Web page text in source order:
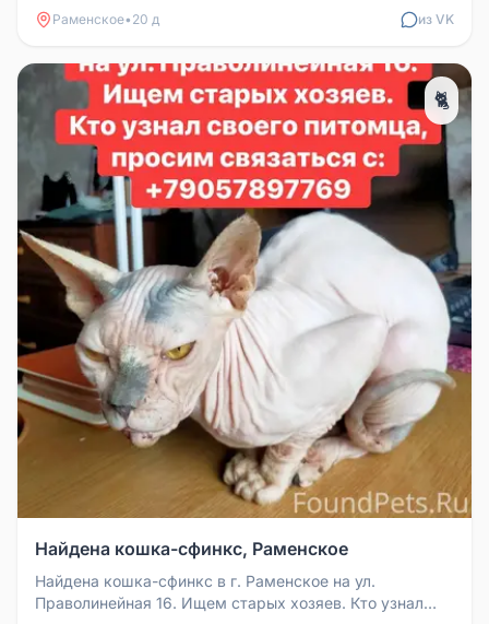
Раменское• 20 д из VK
🐈
Найдена кошка-сфинкс, Раменское
Найдена кошка-сфинкс в г. Раменское на ул.
Праволинейная 16. Ищем старых хозяев. Кто узнал